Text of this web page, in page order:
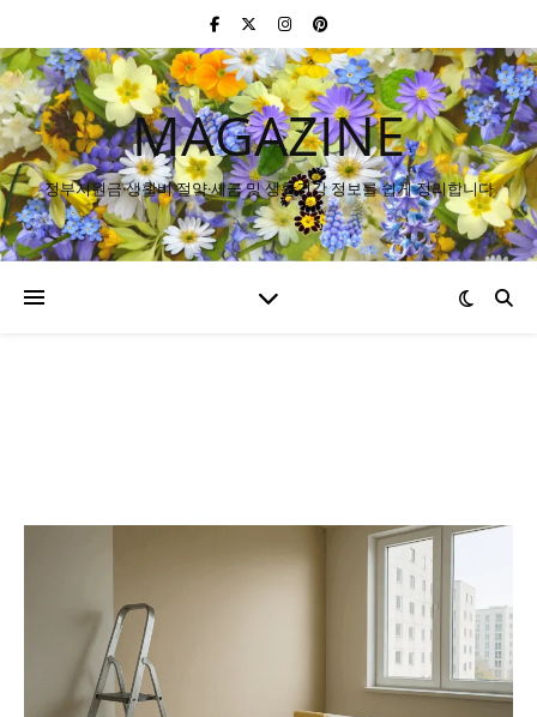
MAGAZINE
정부지원금·생활비 절약·세금 및 생활건강 정보를 쉽게 정리합니다